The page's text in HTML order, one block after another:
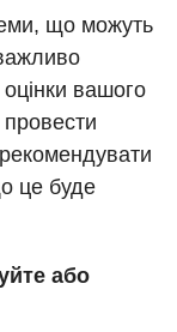
що можуть
вашого
провести
це буде
або